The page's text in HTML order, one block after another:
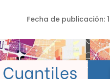
Fecha de publicación: